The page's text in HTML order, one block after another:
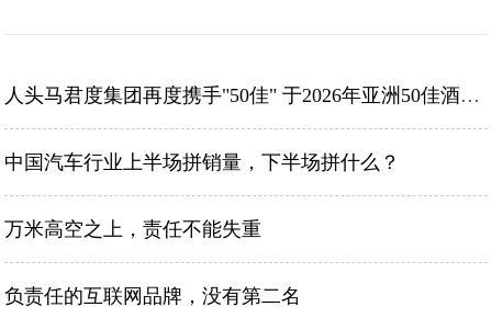
人头马君度集团再度携手"50佳" 于2026年亚洲50佳酒吧颁奖典礼续写荣耀篇章
中国汽车行业上半场拼销量，下半场拼什么？
万米高空之上，责任不能失重
负责任的互联网品牌，没有第二名